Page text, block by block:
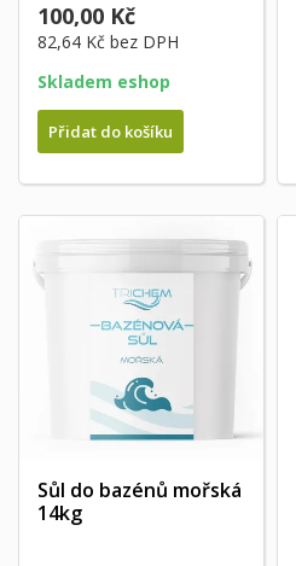
100,00 Kč
82,64 Kč bez DPH
Skladem eshop
Přidat do košíku
Sůl do bazénů mořská
14kg